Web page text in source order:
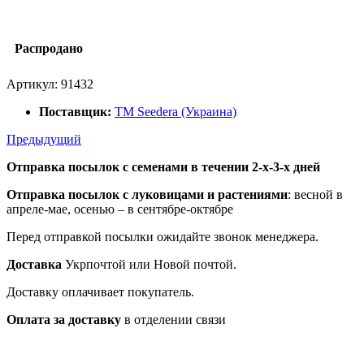
Распродано
Артикул: 91432
Поставщик: ТМ Seedera (Украина)
Предыдущий
Отправка посылок с семенами в течении 2-х-3-х дней
Отправка посылок с луковицами и растениями: весной в
апреле-мае, осенью – в сентябре-октябре
Перед отправкой посылки ожидайте звонок менеджера.
Доставка Укрпочтой или Новой почтой.
Доставку оплачивает покупатель.
Оплата за доставку в отделении связи